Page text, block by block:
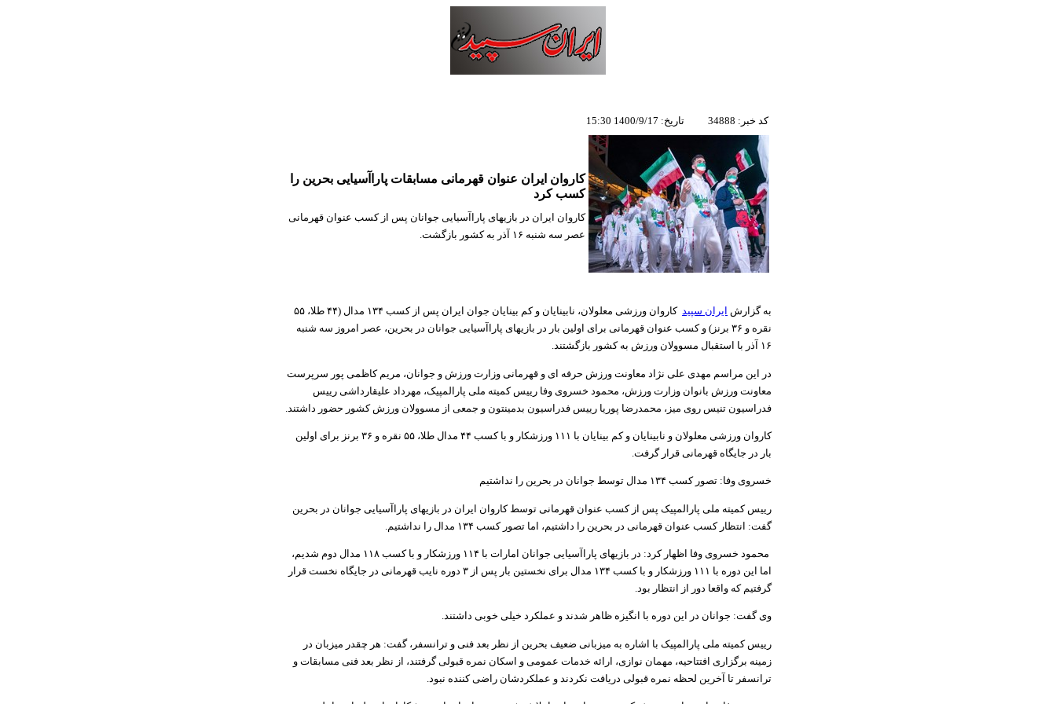
کد خبر: 34888 تاریخ: 1400/9/17 15:30
کاروان ایران عنوان قهرمانی مسابقات پاراآسیایی بحرین را
کسب کرد
کاروان ایران در بازیهای پاراآسیایی جوانان پس از کسب عنوان قهرمانی
عصر سه شنبه ۱۶ آذر به کشور بازگشت.
به گزارش ایران سپید
کاروان ورزشی معلولان، نابینایان و کم بینایان جوان ایران پس از کسب ۱۳۴ مدال (۴۴ طلا، ۵۵
نقره و ۳۶ برنز) و کسب عنوان قهرمانی برای اولین بار در بازیهای پاراآسیایی جوانان در بحرین، عصر امروز سه شنبه
۱۶ آذر با استقبال مسوولان ورزش به کشور بازگشتند.
در این مراسم مهدی علی نژاد معاونت ورزش حرفه ای و قهرمانی وزارت ورزش و جوانان، مریم کاظمی پور سرپرست
معاونت ورزش بانوان وزارت ورزش، محمود خسروی وفا رییس کمیته ملی پارالمپیک، مهرداد علیقارداشی رییس
فدراسیون تنیس روی میز، محمدرضا پوریا رییس فدراسیون بدمینتون و جمعی از مسوولان ورزش کشور حضور داشتند.
کاروان ورزشی معلولان و نابینایان و کم بینایان با ۱۱۱ ورزشکار و با کسب ۴۴ مدال طلا، ۵۵ نقره و ۳۶ برنز برای اولین
بار در جایگاه قهرمانی قرار گرفت.
خسروی وفا: تصور کسب ۱۳۴ مدال توسط جوانان در بحرین را نداشتیم
رییس کمیته ملی پارالمپیک پس از کسب عنوان قهرمانی توسط کاروان ایران در بازیهای پاراآسیایی جوانان در بحرین
گفت: انتظار کسب عنوان قهرمانی در بحرین را داشتیم، اما تصور کسب ۱۳۴ مدال را نداشتیم.
محمود خسروی وفا اظهار کرد: در بازیهای پاراآسیایی جوانان امارات با ۱۱۴ ورزشکار و با کسب ۱۱۸ مدال دوم شدیم،
اما این دوره با ۱۱۱ ورزشکار و با کسب ۱۳۴ مدال برای نخستین بار پس از ۳ دوره نایب قهرمانی در جایگاه نخست قرار
گرفتیم که واقعا دور از انتظار بود.
وی گفت: جوانان در این دوره با انگیزه ظاهر شدند و عملکرد خیلی خوبی داشتند.
رییس کمیته ملی پارالمپیک با اشاره به میزبانی ضعیف بحرین از نظر بعد فنی و ترانسفر، گفت: هر چقدر میزبان در
زمینه برگزاری افتتاحیه، مهمان نوازی، ارائه خدمات عمومی و اسکان نمره قبولی گرفتند، از نظر بعد فنی مسابقات و
ترانسفر تا آخرین لحظه نمره قبولی دریافت نکردند و عملکردشان راضی کننده نبود.